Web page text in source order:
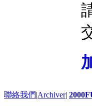
聯絡我們|Archiver|